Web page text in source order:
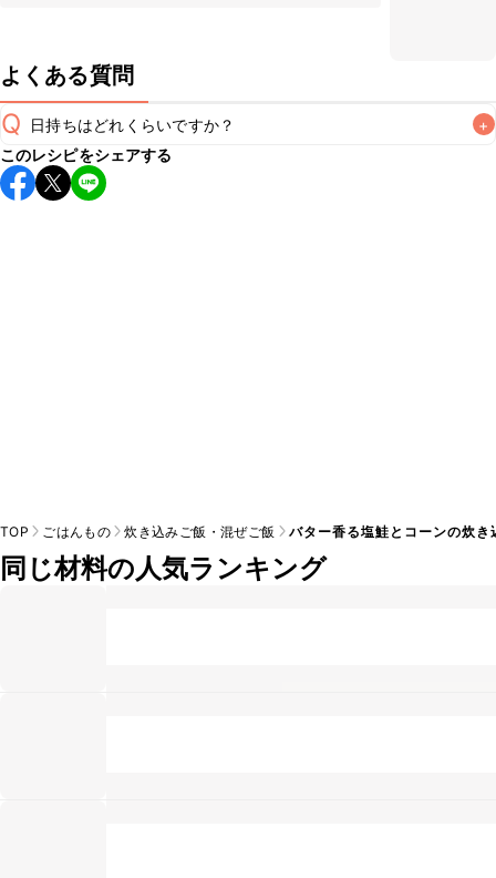
よくある質問
Q 日持ちはどれくらいですか？ +
保存期間は冷蔵で当日中が目安です。なるべくお早めにお召
し上がりください。
このレシピをシェアする
TOP ごはんもの 炊き込みご飯・混ぜご飯 バター香る塩鮭とコーンの炊き
同じ材料の人気ランキング